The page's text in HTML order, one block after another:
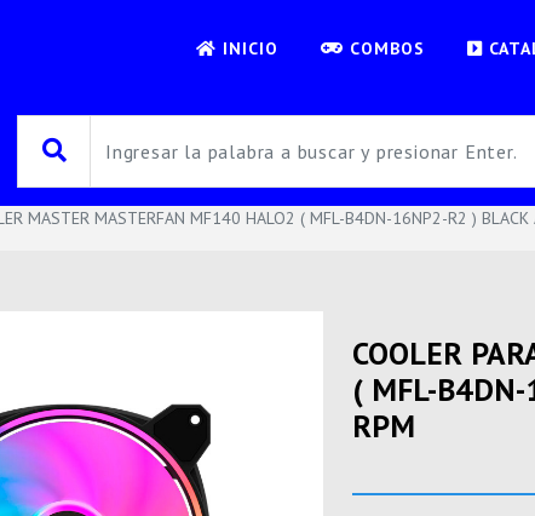
INICIO COMBOS
MASTER MASTERFAN MF140 HALO2 ( MFL-B4DN-16NP2-R2 )
COOLER
( MFL-
RPM